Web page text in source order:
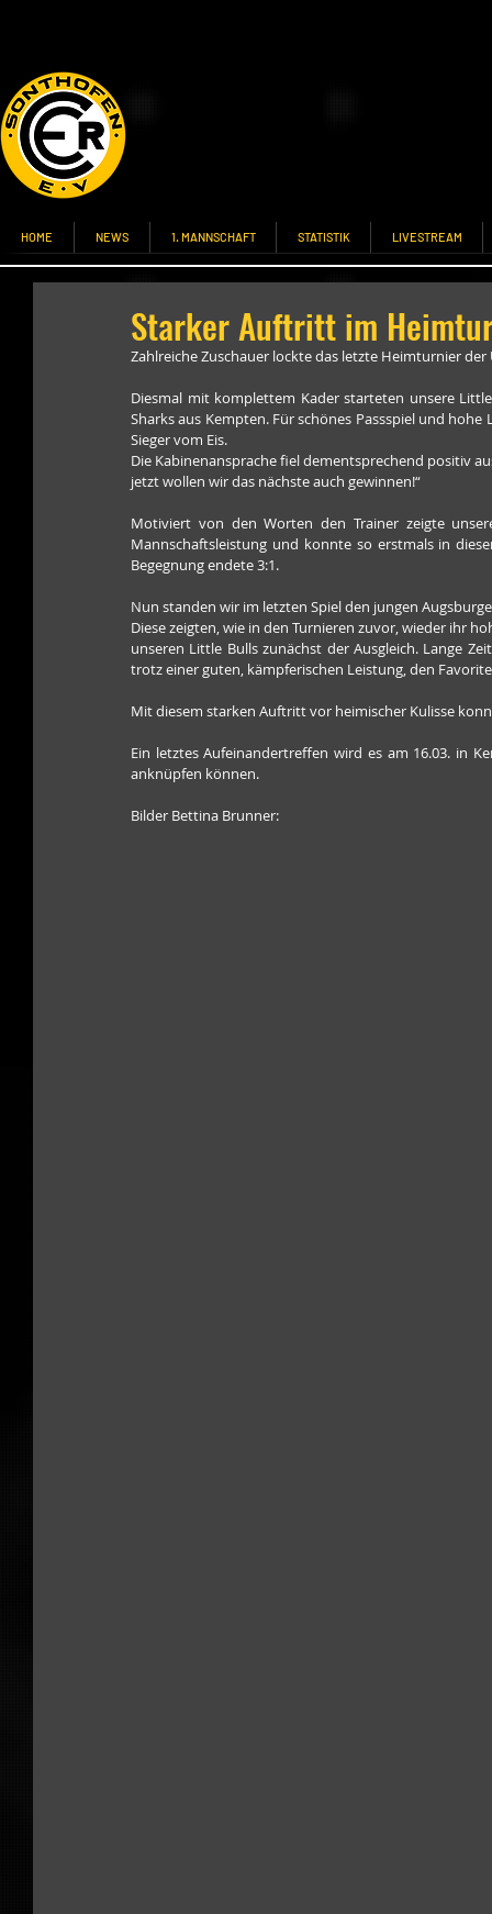
HOME NEWS 1. MANNSCHAFT STATISTIK LIVESTREAM
Starker Auftritt im
Zahlreiche Zuschauer lockte das letzte Heimturnier
Diesmal mit komplettem Kader starteten unsere
Sharks aus Kempten. Für schönes Passspiel und
Sieger vom Eis.
Die Kabinenansprache fiel dementsprechend positiv
jetzt wollen wir das nächste auch gewinnen!“
Motiviert von den Worten den Trainer zeigte
Mannschaftsleistung und konnte so erstmals in
Begegnung endete 3:1.
Nun standen wir im letzten Spiel den jungen
Diese zeigten, wie in den Turnieren zuvor, wieder ihr
unseren Little Bulls zunächst der Ausgleich. Lange
trotz einer guten, kämpferischen Leistung, den
Mit diesem starken Auftritt vor heimischer Kulisse
Ein letztes Aufeinandertreffen wird es am 16.03. in
anknüpfen können.
Bilder Bettina Brunner: